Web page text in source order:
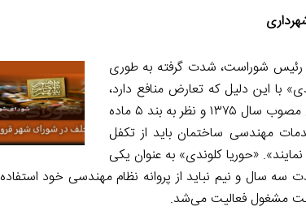
رئیس شوراست، شدت گرفته به طوری
با این دلیل که تعارض منافع دارد،
خودداری می‌کند. به استناد ماده ۱۲۳ آیین‌نامه اجرایی قانون نظام مهندسی و کنترل ساختمان مصوب سال ۱۳۷۵ و نظر به بند ۵ ماده
در ارایه خدمات مهندسی ساختمان باید از تکفل
«حوریا کلوندی» به عنوان یکی
سال و نیم نباید از پروانه نظام مهندسی خود استفاده
مشغول فعالیت می‌شد.